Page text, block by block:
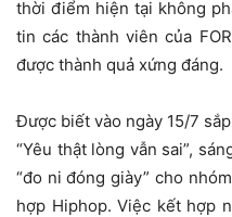
thời điểm hiện tại không
tin các thành viên của
được thành quả xứng đáng.
Được biết vào ngày 15/7
“Yêu thật lòng vẫn sai”,
“đo ni đóng giày” cho
hợp Hiphop. Việc kết hợp